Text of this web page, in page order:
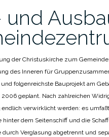
und
der Christuskirche zum
des Inneren für
und folgenreichste Bauprojekt am
2006 geplant. Nach zahlreichen
endlich verwirklicht werden: es
hinter dem Seitenschiff und die
durch Verglasung abgetrennt und